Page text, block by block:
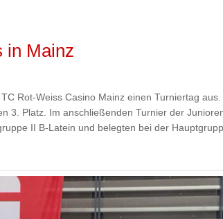
in Mainz
Rot-Weiss Casino Mainz einen Turniertag
3. Platz. Im anschließenden Turnier der
II B-Latein und belegten bei der